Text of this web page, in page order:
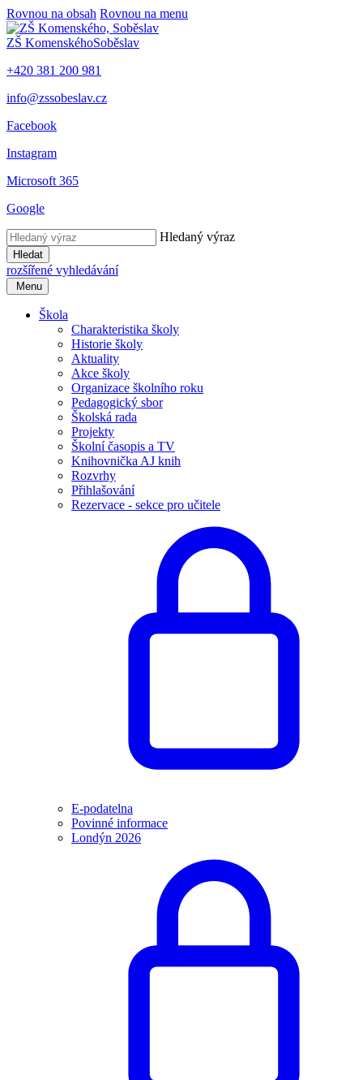
Rovnou na obsah Rovnou na menu
ZŠ KomenskéhoSoběslav
+420 381 200 981
info@zssobeslav.cz
Facebook
Instagram
Microsoft 365
Google
Hledaný výraz
Hledat
rozšířené vyhledávání
Menu
Škola
Charakteristika školy
Historie školy
Aktuality
Akce školy
Organizace školního roku
Pedagogický sbor
Školská rada
Projekty
Školní časopis a TV
Knihovnička AJ knih
Rozvrhy
Přihlašování
Rezervace - sekce pro učitele
E-podatelna
Povinné informace
Londýn 2026